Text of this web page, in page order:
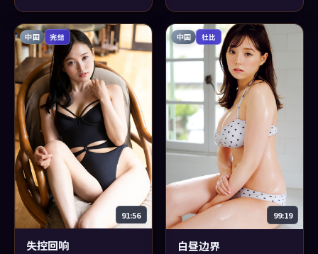
中国 完结
91:56
失控回响
中国 杜比
99:19
白昼边界